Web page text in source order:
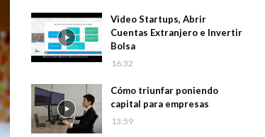
Video Startups, Abrir
Cuentas Extranjero e Invertir
Bolsa
16:32
Cómo triunfar poniendo
capital para empresas
13:59